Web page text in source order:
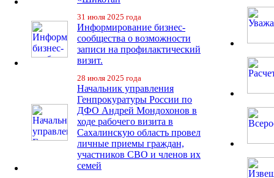
31 июля 2025 года
Информирование бизнес-
сообщества о возможности
записи на профилактический
визит.
28 июля 2025 года
Начальник управления
Генпрокуратуры России по
ДФО Андрей Мондохонов в
ходе рабочего визита в
Сахалинскую область провел
личные приемы граждан,
участников СВО и членов их
семей